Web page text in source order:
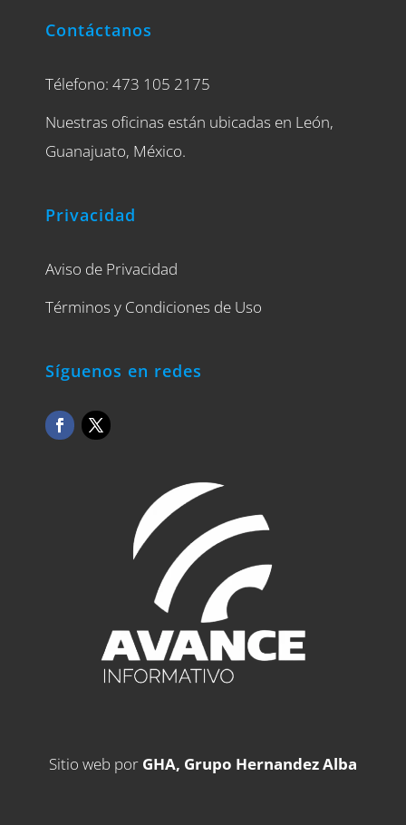
Contáctanos
Télefono: 473 105 2175
Nuestras oficinas están ubicadas en León,
Guanajuato, México.
Privacidad
Aviso de Privacidad
Términos y Condiciones de Uso
Síguenos en redes
Sitio web por GHA, Grupo Hernandez Alba